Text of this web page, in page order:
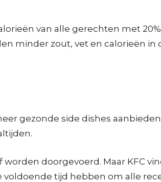
van alle gerechten met
minder zout, vet en calorieën
gezonde side dishes
doorgevoerd. Maar KFC
tijd hebben om alle